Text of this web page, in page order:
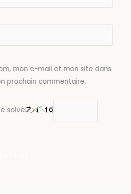
mon e-mail et mon site dans
prochain commentaire.
solve: